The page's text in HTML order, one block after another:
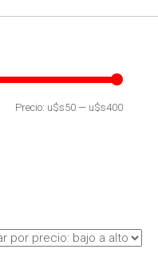
Precio: u$s50 — u$s400